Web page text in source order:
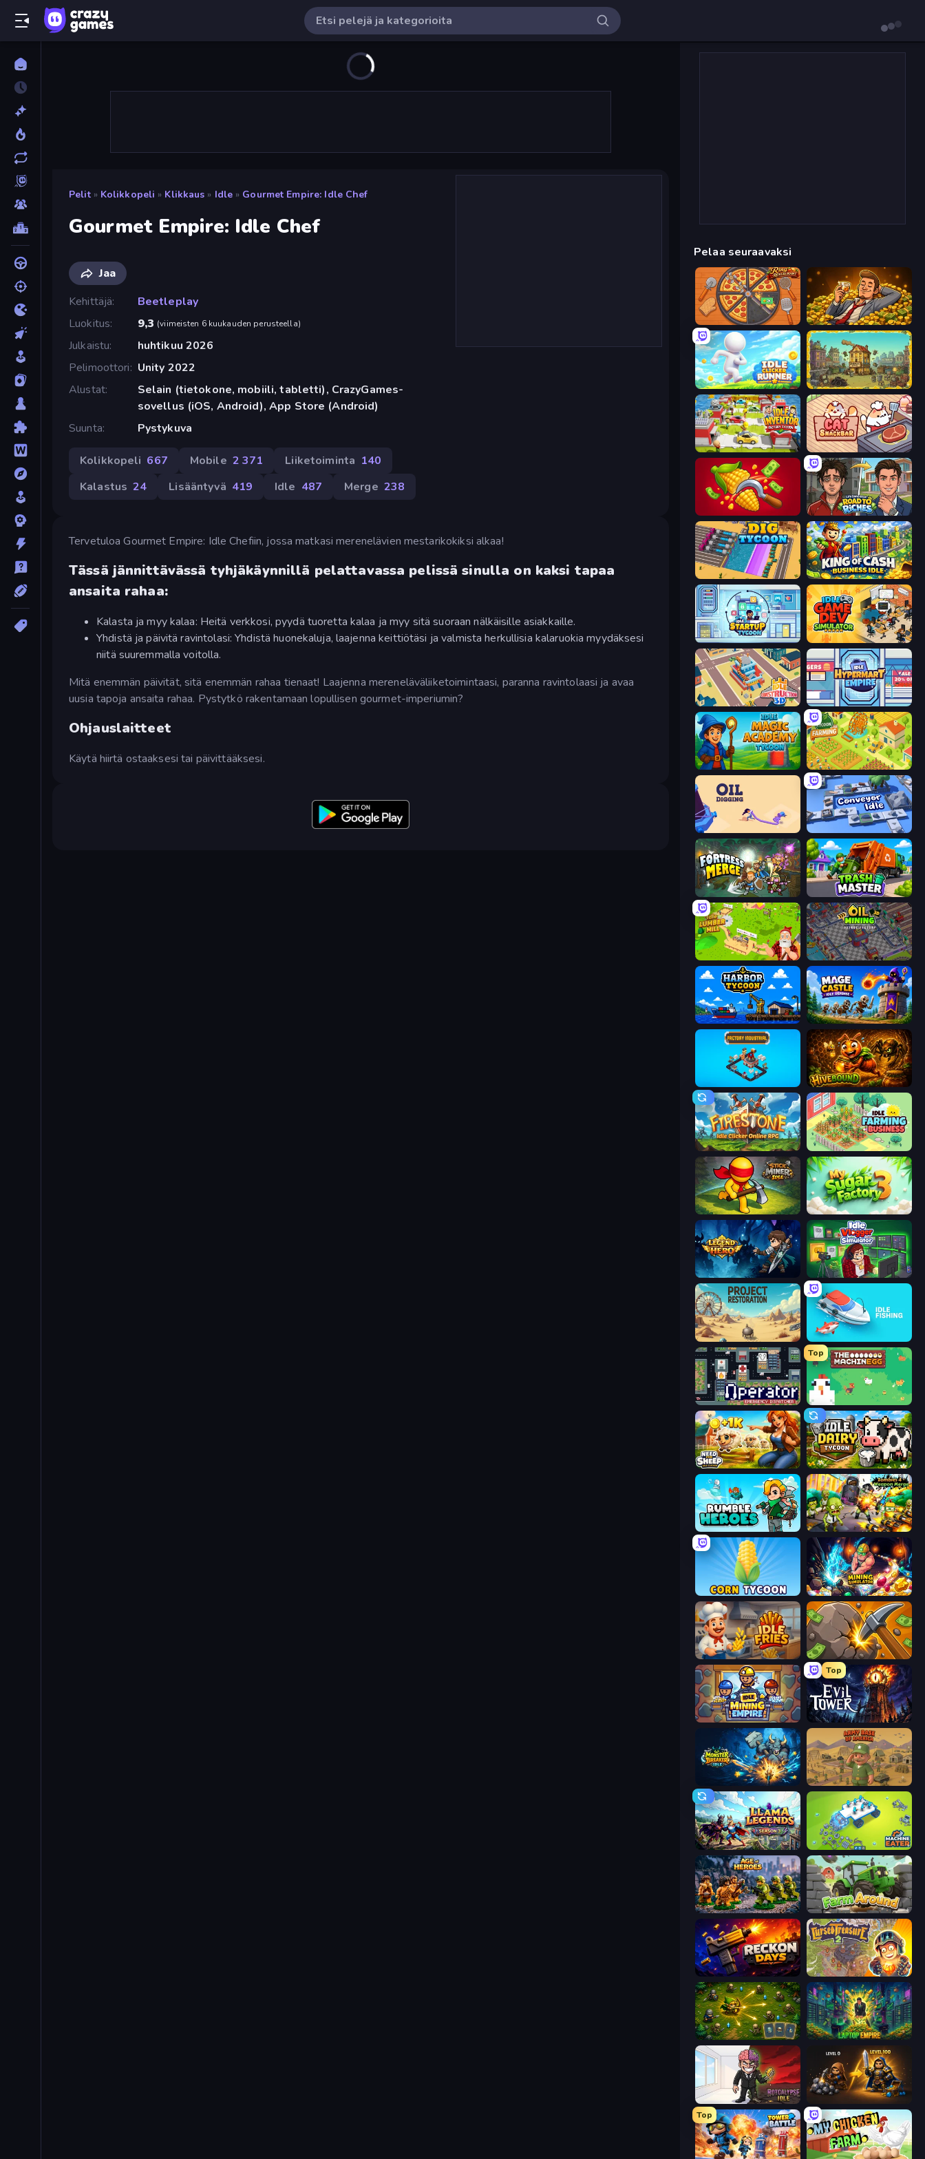
Pelit » Kolikkopeli » Klikkaus » Idle » Gourmet Empire: Idle Chef
Gourmet Empire: Idle Chef
Jaa
Kehittäjä
Beetleplay
Luokitus
9,3 (viimeisten 6 kuukauden perusteella)
Julkaistu
huhtikuu 2026
Pelimoottori
Unity 2022
Alustat
Selain (tietokone, mobiili, tabletti), CrazyGames-
sovellus (iOS, Android), App Store (Android)
Suunta
Pystykuva
Kolikkopeli 667 Mobile 2 371 Liiketoiminta 140
Kalastus 24 Lisääntyvä 419 Idle 487 Merge 238
Tervetuloa Gourmet Empire: Idle Chefiin, jossa matkasi merenelävien mestarikokiksi alkaa!
Tässä jännittävässä tyhjäkäynnillä pelattavassa pelissä sinulla on kaksi tapaa
ansaita rahaa:
Kalasta ja myy kalaa: Heitä verkkosi, pyydä tuoretta kalaa ja myy sitä suoraan nälkäisille asiakkaille.
Yhdistä ja päivitä ravintolasi: Yhdistä huonekaluja, laajenna keittiötäsi ja valmista herkullisia kalaruokia myydäksesi
niitä suuremmalla voitolla.
Mitä enemmän päivität, sitä enemmän rahaa tienaat! Laajenna mereneläväliiketoimintaasi, paranna ravintolaasi ja avaa
uusia tapoja ansaita rahaa. Pystytkö rakentamaan lopullisen gourmet-imperiumin?
Ohjauslaitteet
Käytä hiirtä ostaaksesi tai päivittääksesi.
Pelaa seuraavaksi
Ring Restaurant Idle Billionaire Tycoon
Idle Clicker Runner The Garbaggio Hotel
Idle Inventor Cat Snack Bar
Farm-51: Secret Harvest Life Simulator: Road to Riches
Dig Tycoon King of Cash Business Idle
Idle Startup Tycoon Idle Game Dev Simulator
Idle Construction 3D Idle Hypermart Empire
Idle Magic Academy Tycoon Farming Tycoon 3D
Oil Digging Conveyor Idle
Fortress Merge Trash Master
Idle Lumber Mill Oil Mining 3D: Petrol Factory
Harbor Tycoon Mage Castle Idle Defense
Factory Industrial Hivebound
Firestone – Idle Clicker Online RPG Idle Farming Business
Stick Miner Idle My Sugar Factory 3
Legend of Hero Idle Vlogger Simulator
Project Restoration Idle Fishing
Operator: Emergency Dispatcher
Top
The MachinEGG
Need for Sheep: Idle Clicker Idle Dairy Tycoon
Rumble Heroes Zombies 4 Weapon Merge
Corn Tycoon Mining Simulator
Idle Fries Mine Clicker
Idle Mining Empire
Top
Evil Tower
Monster Breaker Idle Army Base Of America
Llama Legends Machine Eater
Age of Heroes Farm Around
Reckon Days Cursed Treasure 2
Tiny Ranger Laptop Empire
Rotcalypse: Idle Incremental Gothic Story RPG
Top